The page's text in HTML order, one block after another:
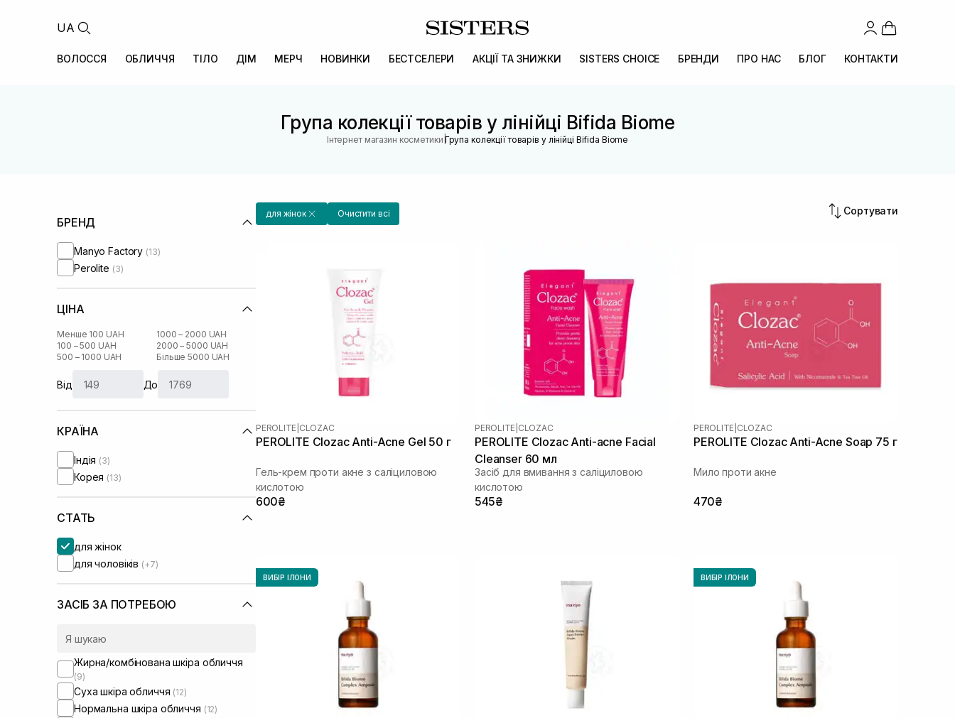
UA
ВОЛОССЯ ОБЛИЧЧЯ ТІЛО ДІМ МЕРЧ НОВИНКИ БЕСТСЕЛЕРИ АКЦІЇ ТА ЗНИЖКИ SISTERS CHOICE БРЕНДИ ПРО НАС БЛОГ КОНТАКТИ
Група колекції товарів у лінійці Bifida Biome
Інтернет магазин косметики |Група колекції товарів у лінійці Bifida Biome
БРЕНД
Manyo Factory (13)
Perolite (3)
ЦІНА
Менше 100 UAH
100 – 500 UAH
500 – 1000 UAH
1000 – 2000 UAH
2000 – 5000 UAH
Більше 5000 UAH
Від До
КРАЇНА
Індія (3)
Корея (13)
СТАТЬ
для жінок
для чоловіків (+7)
ЗАСІБ ЗА ПОТРЕБОЮ
Жирна/комбінована шкіра обличчя
(9)
Суха шкіра обличчя (12)
Нормальна шкіра обличчя (12)
для жінок Очистити всі Сортувати
PEROLITE CLOZAC
PEROLITE Clozac Anti-Acne Gel 50 г
Гель-крем проти акне з саліциловою
кислотою
600₴
PEROLITE CLOZAC
PEROLITE Clozac Anti-acne Facial
Cleanser 60 мл
Засіб для вмивання з саліциловою
кислотою
545₴
PEROLITE CLOZAC
PEROLITE Clozac Anti-Acne Soap 75 г
Мило проти акне
470₴
ВИБІР ІЛОНИ ВИБІР ІЛОНИ